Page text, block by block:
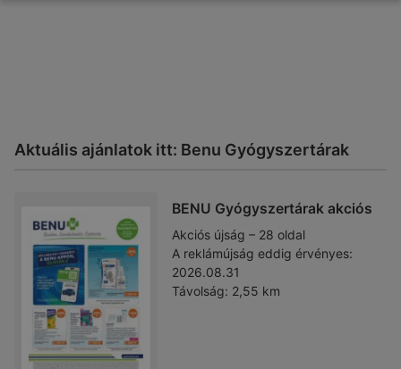
Aktuális ajánlatok itt: Benu Gyógyszertárak
BENU Gyógyszertárak akciós
Akciós újság – 28 oldal
A reklámújság eddig érvényes:
2026.08.31
Távolság: 2,55 km